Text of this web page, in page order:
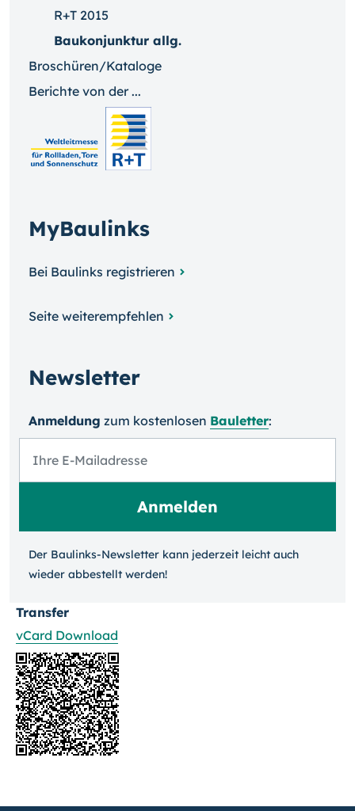
R+T 2015
Baukonjunktur allg.
Broschüren/Kataloge
Berichte von der ...
MyBaulinks
Bei Baulinks registrieren
Seite weiterempfehlen
Newsletter
Anmeldung zum kosten­losen Bauletter:
Der Baulinks-Newsletter kann jeder­zeit leicht auch
wieder ab­bestellt werden!
Transfer
vCard Download